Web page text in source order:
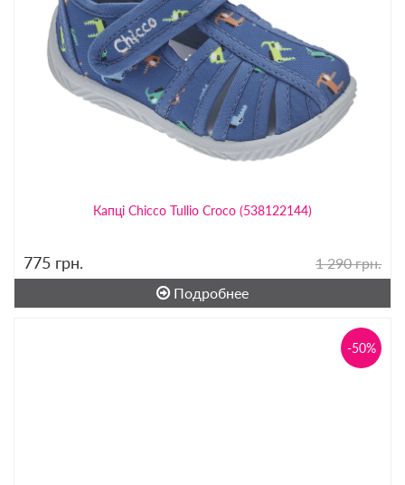
Капці Chicco Tullio Croco (538122144)
775 грн.
1 290 грн.
Подробнее
-50%